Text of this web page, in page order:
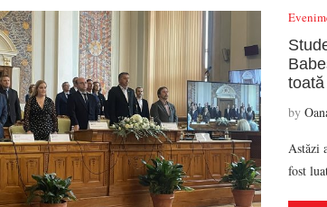
by
Astăzi
fost